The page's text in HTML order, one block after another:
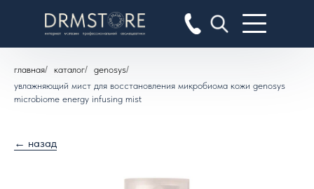
главная/ каталог/ genosys/
увлажняющий мист для восстановления микробиома кожи genosys
microbiome energy infusing mist
← назад